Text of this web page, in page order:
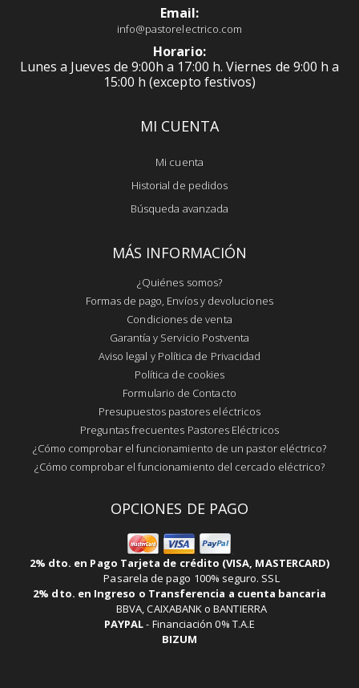
Email:
info@pastorelectrico.com
Horario:
Lunes a Jueves de 9:00h a 17:00 h. Viernes de 9:00 h a
15:00 h (excepto festivos)
MI CUENTA
Mi cuenta
Historial de pedidos
Búsqueda avanzada
MÁS INFORMACIÓN
¿Quiénes somos?
Formas de pago, Envíos y devoluciones
Condiciones de venta
Garantía y Servicio Postventa
Aviso legal y Política de Privacidad
Política de cookies
Formulario de Contacto
Presupuestos pastores eléctricos
Preguntas frecuentes Pastores Eléctricos
¿Cómo comprobar el funcionamiento de un pastor eléctrico?
¿Cómo comprobar el funcionamiento del cercado eléctrico?
OPCIONES DE PAGO
2% dto. en Pago Tarjeta de crédito (VISA, MASTERCARD)
Pasarela de pago 100% seguro. SSL
2% dto. en Ingreso o Transferencia a cuenta bancaria
BBVA, CAIXABANK o BANTIERRA
PAYPAL- Financiación 0% T.A.E
BIZUM